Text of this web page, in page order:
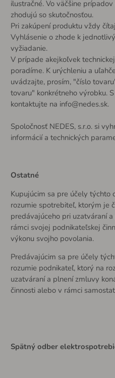
ilustračné. Vo väčšine
zhodujú so skutočnosťou.
Pri zakúpení produktu vždy
Vyhlásenie o zhode k
vyžiadanie.
V prípade akejkoľvek
poradíme. K urýchleniu a
uvádzajte, prosím, "číslo
tovaru" konkrétneho výrobku.
kontaktujte na info@nedes.sk.
Spoločnosť NEDES, s.r.o. si
informácií a technických
Ostatné
Kupujúcim sa pre účely týchto
rozumie spotrebiteľ, ktorým je
predávajúceho pri uzatváraní
rámci svojej podnikateľskej
výkonu svojho povolania.
Predávajúcim sa pre účely
rozumie podnikateľ, ktorý na
uzatváraní a plnení zmluvy
činnosti alebo v rámci
Spätný odber